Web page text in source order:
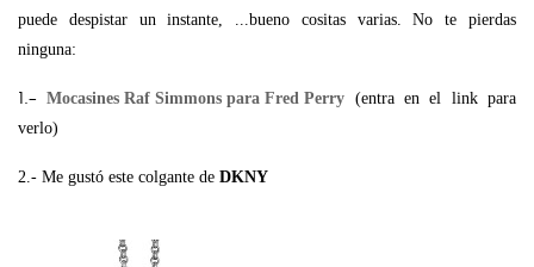
puede despistar un instante, ...bueno cositas varias. No te pierdas
ninguna:
1.-Mocasines Raf Simmons para Fred Perry (entra en el link para
verlo)
2.- Me gustó este colgante de DKNY